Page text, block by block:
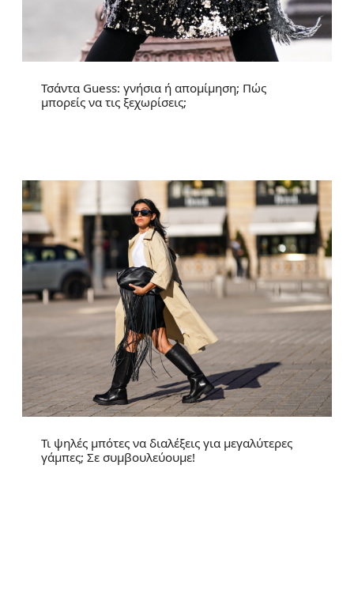
Τσάντα Guess: γνήσια ή απομίμηση; Πώς
μπορείς να τις ξεχωρίσεις;
Τι ψηλές μπότες να διαλέξεις για μεγαλύτερες
γάμπες; Σε συμβουλεύουμε!